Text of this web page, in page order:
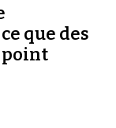
que des
point